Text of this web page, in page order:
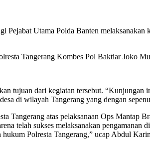
Utama Polda Banten melaksanakan
Tangerang Kombes Pol Baktiar Joko
tujuan dari kegiatan tersebut. “Kunjungan
di wilayah Tangerang yang dengan
Tangerang atas pelaksanaan Ops Mantap
telah sukses melaksanakan
Polresta Tangerang,” ucap Abdul